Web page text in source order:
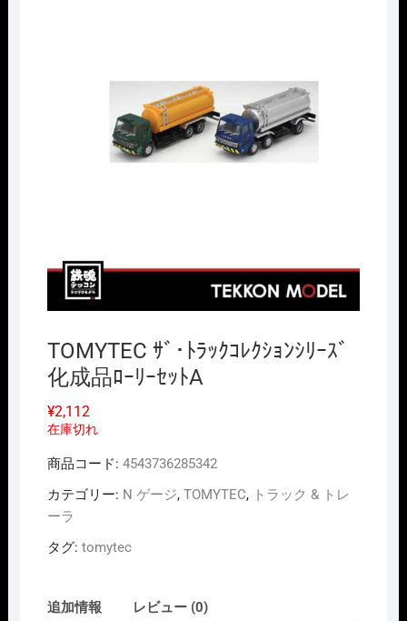
TOMYTEC ｻﾞ･ﾄﾗｯｸｺﾚｸｼｮﾝｼﾘｰｽﾞ
化成品ﾛｰﾘｰｾｯﾄA
¥2,112
在庫切れ
商品コード: 4543736285342
カテゴリー: N ゲージ, TOMYTEC, トラック & トレ
ーラ
タグ: tomytec
追加情報 レビュー (0)